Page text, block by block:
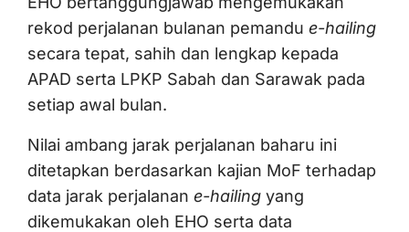
rekod perjalanan bulanan pemandu e-hailing
secara tepat, sahih dan lengkap kepada
APAD serta LPKP Sabah dan Sarawak pada
setiap awal bulan.
Nilai ambang jarak perjalanan baharu ini
ditetapkan berdasarkan kajian MoF terhadap
data jarak perjalanan e-hailing yang
dikemukakan oleh EHO serta data